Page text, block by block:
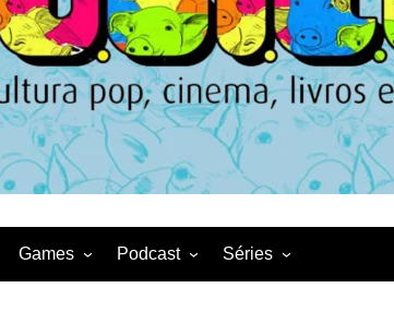
Games Podcast Séries